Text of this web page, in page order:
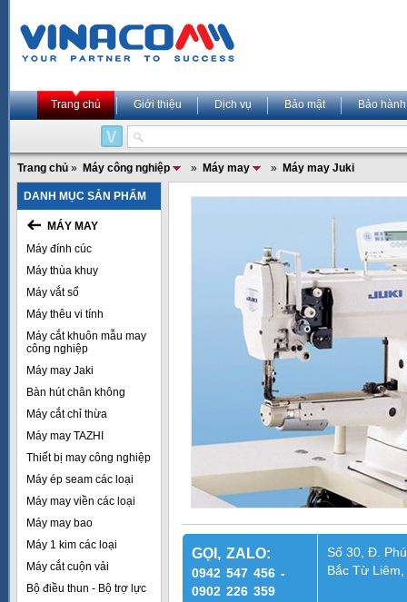
Trang chủ Giới thiệu Dịch vụ Bảo mật Bảo hành
Trang chủ » Máy công nghiệp » Máy may » Máy may Juki
DANH MỤC SẢN PHẨM
MÁY MAY
Máy đính cúc
Máy thùa khuy
Máy vắt sổ
Máy thêu vi tính
Máy cắt khuôn mẫu may
công nghiệp
Máy may Jaki
Bàn hút chân không
Máy cắt chỉ thừa
Máy may TAZHI
Thiết bị may công nghiệp
Máy ép seam các loại
Máy may viền các loại
Máy may bao
Máy 1 kim các loại
Máy cắt cuộn vải
Bộ điều thun - Bộ trợ lực
GỌI, ZALO:
0942 547 456 -
0902 226 359
Số 30, Đ.
Bắc Từ